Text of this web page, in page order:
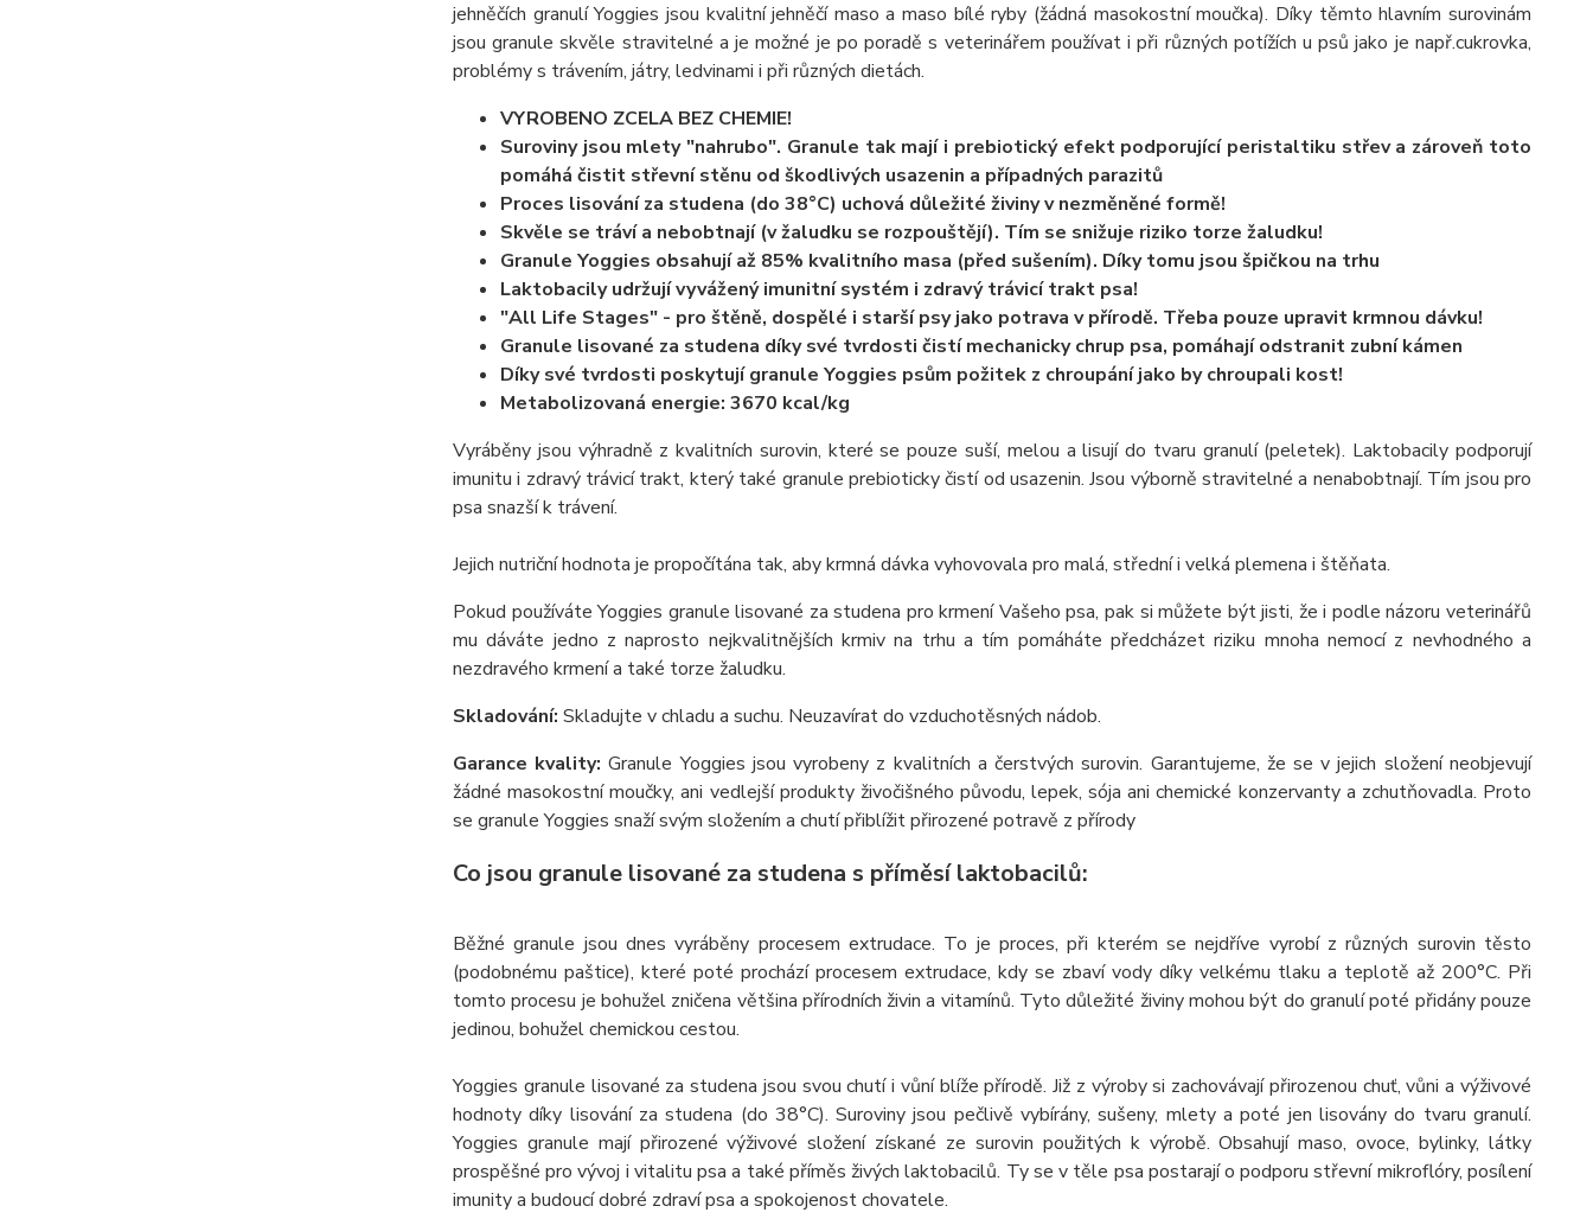
jehněčích granulí Yoggies jsou kvalitní jehněčí maso a maso bílé ryby (žádná masokostní moučka). Díky těmto hlavním surovinám
jsou granule skvěle stravitelné a je možné je po poradě s veterinářem používat i při různých potížích u psů jako je např.cukrovka,
problémy s trávením, játry, ledvinami i při různých dietách.
VYROBENO ZCELA BEZ CHEMIE!
Suroviny jsou mlety "nahrubo". Granule tak mají i prebiotický efekt podporující peristaltiku střev a zároveň toto
pomáhá čistit střevní stěnu od škodlivých usazenin a případných parazitů
Proces lisování za studena (do 38°C) uchová důležité živiny v nezměněné formě!
Skvěle se tráví a nebobtnají (v žaludku se rozpouštějí). Tím se snižuje riziko torze žaludku!
Granule Yoggies obsahují až 85% kvalitního masa (před sušením). Díky tomu jsou špičkou na trhu
Laktobacily udržují vyvážený imunitní systém i zdravý trávicí trakt psa!
"All Life Stages" - pro štěně, dospělé i starší psy jako potrava v přírodě. Třeba pouze upravit krmnou dávku!
Granule lisované za studena díky své tvrdosti čistí mechanicky chrup psa, pomáhají odstranit zubní kámen
Díky své tvrdosti poskytují granule Yoggies psům požitek z chroupání jako by chroupali kost!
Metabolizovaná energie: 3670 kcal/kg
Vyráběny jsou výhradně z kvalitních surovin, které se pouze suší, melou a lisují do tvaru granulí (peletek). Laktobacily podporují
imunitu i zdravý trávicí trakt, který také granule prebioticky čistí od usazenin. Jsou výborně stravitelné a nenabobtnají. Tím jsou pro
psa snazší k trávení.
Jejich nutriční hodnota je propočítána tak, aby krmná dávka vyhovovala pro malá, střední i velká plemena i štěňata.
Pokud používáte Yoggies granule lisované za studena pro krmení Vašeho psa, pak si můžete být jisti, že i podle názoru veterinářů
mu dáváte jedno z naprosto nejkvalitnějších krmiv na trhu a tím pomáháte předcházet riziku mnoha nemocí z nevhodného a
nezdravého krmení a také torze žaludku.
Skladování: Skladujte v chladu a suchu. Neuzavírat do vzduchotěsných nádob.
Garance kvality: Granule Yoggies jsou vyrobeny z kvalitních a čerstvých surovin. Garantujeme, že se v jejich složení neobjevují
žádné masokostní moučky, ani vedlejší produkty živočišného původu, lepek, sója ani chemické konzervanty a zchutňovadla. Proto
se granule Yoggies snaží svým složením a chutí přiblížit přirozené potravě z přírody
Co jsou granule lisované za studena s příměsí laktobacilů:
Běžné granule jsou dnes vyráběny procesem extrudace. To je proces, při kterém se nejdříve vyrobí z různých surovin těsto
(podobnému paštice), které poté prochází procesem extrudace, kdy se zbaví vody díky velkému tlaku a teplotě až 200°C. Při
tomto procesu je bohužel zničena většina přírodních živin a vitamínů. Tyto důležité živiny mohou být do granulí poté přidány pouze
jedinou, bohužel chemickou cestou.
Yoggies granule lisované za studena jsou svou chutí i vůní blíže přírodě. Již z výroby si zachovávají přirozenou chuť, vůni a výživové
hodnoty díky lisování za studena (do 38°C). Suroviny jsou pečlivě vybírány, sušeny, mlety a poté jen lisovány do tvaru granulí.
Yoggies granule mají přirozené výživové složení získané ze surovin použitých k výrobě. Obsahují maso, ovoce, bylinky, látky
prospěšné pro vývoj i vitalitu psa a také příměs živých laktobacilů. Ty se v těle psa postarají o podporu střevní mikroflóry, posílení
imunity a budoucí dobré zdraví psa a spokojenost chovatele.